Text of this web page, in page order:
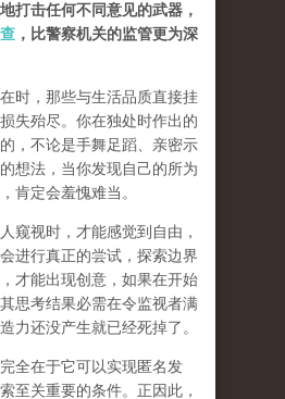
打击任何不同意见的武器，
，比警察机关的监管更为深
时，那些与生活品质直接挂
失殆尽。你在独处时作出的
，不论是手舞足蹈、亲密示
想法，当你发现自己的所为
肯定会羞愧难当。
窥视时，才能感觉到自由，
进行真正的尝试，探索边界
才能出现创意，如果在开始
思考结果必需在令监视者满
力还没产生就已经死掉了。
全在于它可以实现匿名发
至关重要的条件。正因此，